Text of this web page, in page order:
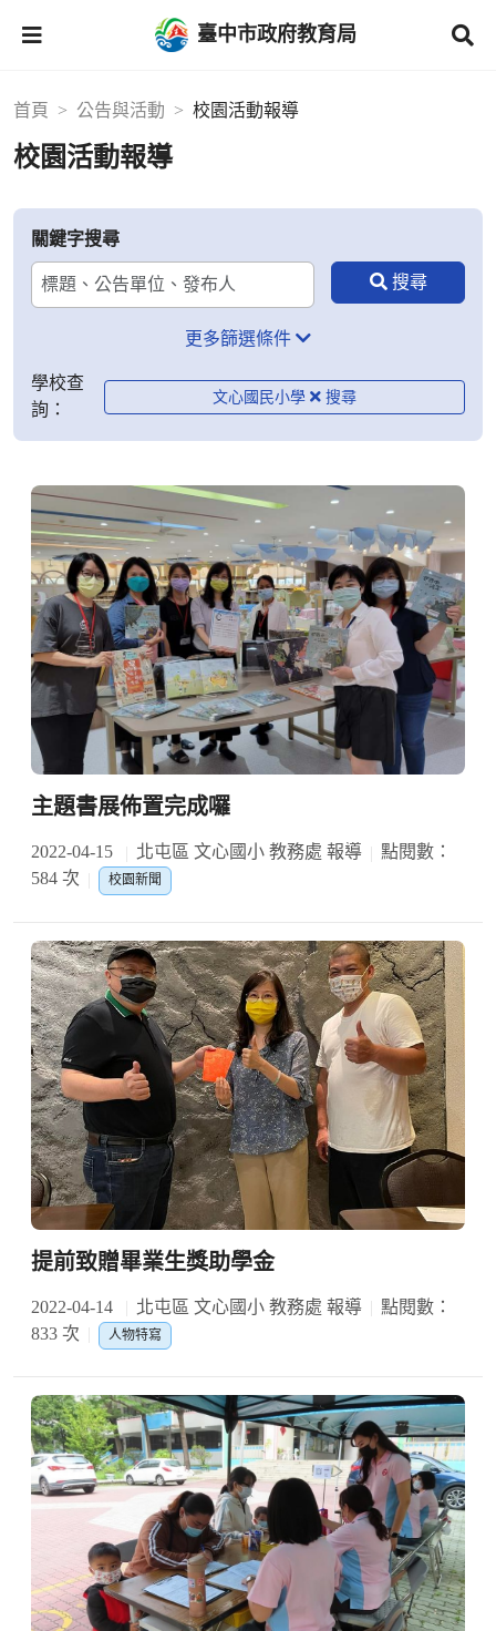
臺中市政府教育局
首頁 公告與活動 校園活動報導
校園活動報導
關鍵字搜尋
更多篩選條件
學校查
詢：
文心國民小學
主題書展佈置完成囉
2022-04-15 北屯區 文心國小 教務處 報導
點閱數：
584 次
校園新聞
提前致贈畢業生獎助學金
2022-04-14 北屯區 文心國小 教務處 報導
點閱數：
833 次
人物特寫